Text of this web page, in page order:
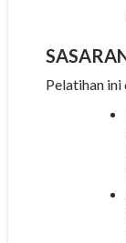
Pelatihan